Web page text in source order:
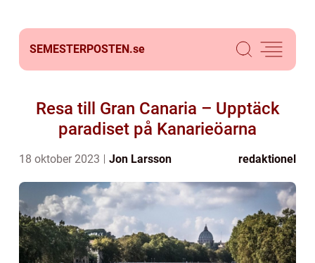
SEMESTERPOSTEN.se
Resa till Gran Canaria – Upptäck
paradiset på Kanarieöarna
18 oktober 2023 Jon Larsson redaktionel